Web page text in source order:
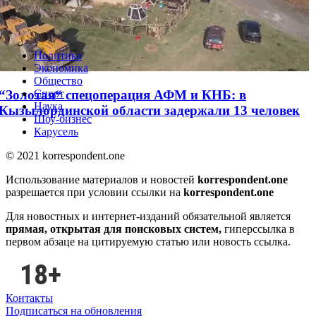
предложили в два раза сократить
Земли
спецоперация АФМ и КНБ: в
области задержали 13 человек
Политика
Экономика
Общество
Спорт
Наука
Шоу-бизнес
Карусель
© 2021 korrespondent.one
Использование материалов и новостей korrespondent.one
разрешается при условии ссылки на korrespondent.one
Для новостных и интернет-изданий обязательной является
прямая, открытая для поисковых систем, гиперссылка в
первом абзаце на цитируемую статью или новость ссылка.
Контакты
Подписаться на обновления